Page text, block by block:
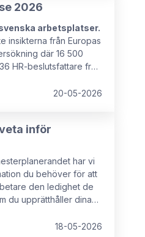
2026
arbetsplatser.
insikterna från Europas
där 16 500
HR-beslutsfattare från
20-05-2026
inför
har vi
du behöver för att
den ledighet de
du upprätthåller dina
18-05-2026